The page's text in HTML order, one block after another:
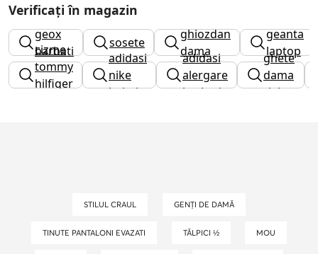
Verificați în magazin
geox
barbati
sosete
ghiozdan
dama
geanta
laptop
cizme
tommy
hilfiger
adidasi
nike
baieti
adidasi
alergare
barbati
ghete
dama
rieker
STILUL CRAUL GENȚI DE DAMĂ
TINUTE PANTALONI EVAZATI TĂLPICI ½ MOU